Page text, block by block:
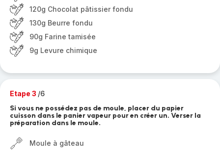
120g Chocolat pâtissier fondu
130g Beurre fondu
90g Farine tamisée
9g Levure chimique
Etape 3 /6
Si vous ne possédez pas de moule, placer du papier
cuisson dans le panier vapeur pour en créer un. Verser la
préparation dans le moule.
Moule à gâteau